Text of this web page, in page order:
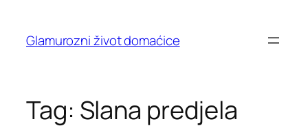
content
Glamurozni život domaćice
Tag: Slana predjela